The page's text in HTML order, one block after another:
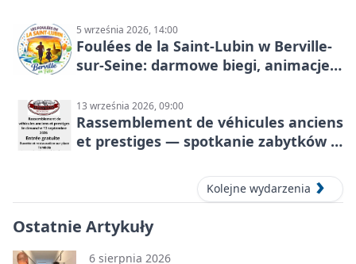
5 września 2026, 14:00
Foulées de la Saint-Lubin w Berville-
sur-Seine: darmowe biegi, animacje i
13 września 2026, 09:00
Rassemblement de véhicules anciens
et prestiges — spotkanie zabytków i
Kolejne wydarzenia
Ostatnie Artykuły
6 sierpnia 2026